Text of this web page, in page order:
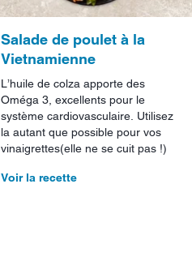
Salade de poulet à la
Vietnamienne
L’huile de colza apporte des
Oméga 3, excellents pour le
système cardiovasculaire. Utilisez
la autant que possible pour vos
vinaigrettes(elle ne se cuit pas !)
Voir la recette